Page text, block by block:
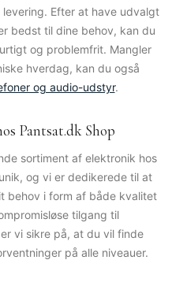
Efter at have udvalgt
bedst til dine behov, kan du
og problemfrit. Mangler
hverdag, kan du også
og audio-udstyr.
Pantsat.dk Shop
sortiment af elektronik hos
og vi er dedikerede til at
behov i form af både kvalitet
tilgang til
vi sikre på, at du vil finde
på alle niveauer.